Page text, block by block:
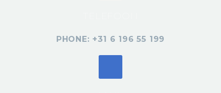
PHONE: +31 6 196 55 199